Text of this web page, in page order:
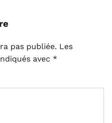
pas publiée. Les
avec *